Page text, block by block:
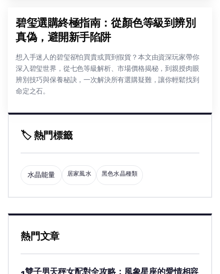
碧玺選購終極指南：從顏色等級到辨別
真偽，避開新手陷阱
想入手迷人的碧玺卻怕買貴或買到假貨？本文由資深玩家帶你
深入碧玺世界，從七色等級解析、市場價格揭秘，到親授肉眼
辨別技巧與保養秘訣，一次解決所有選購疑難，讓你輕鬆找到
命定之石。
🏷️ 熱門標籤
水晶能量 居家風水 黑色水晶種類
熱門文章
雙子男天秤女配對全攻略：風象星座的愛情相容